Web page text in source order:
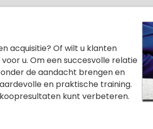
acquisitie? Of wilt u klanten
u. Om een succesvolle relatie
de aandacht brengen en
en praktische training.
kunt verbeteren.